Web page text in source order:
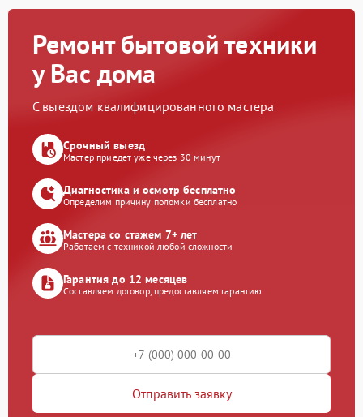
Ремонт бытовой техники
у Вас дома
С выездом квалифицированного мастера
Срочный выезд
Мастер приедет уже через 30 минут
Диагностика и осмотр бесплатно
Определим причину поломки бесплатно
Мастера со стажем 7+ лет
Работаем с техникой любой сложности
Гарантия до 12 месяцев
Составляем договор, предоставляем гарантию
Отправить заявку